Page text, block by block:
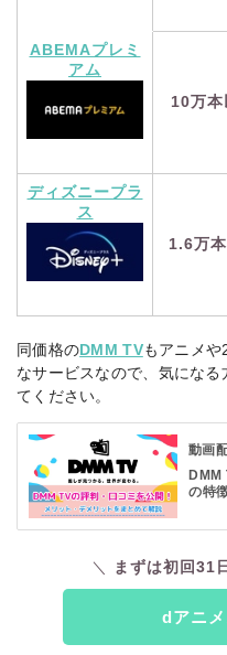
ABEMAプレミ
アム
10万本
ディズニープラ
ス
1.6万
同価格のDMM TVもアニメや
なサービスなので、気にな
てください。
動画
DMM
の特
まずは初回31
dアニ